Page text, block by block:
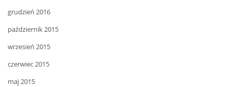
grudzień 2016
październik 2015
wrzesień 2015
czerwiec 2015
maj 2015